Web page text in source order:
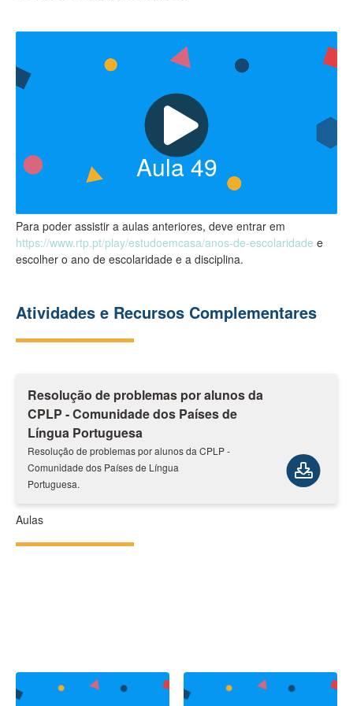
Aula49
Para poder assistir a aulas anteriores, deve entrar em
https://www.rtp.pt/play/estudoemcasa/anos-de-escolaridade e
escolher o ano de escolaridade e a disciplina.
Atividades e Recursos Complementares
Resolução de problemas por alunos da
CPLP - Comunidade dos Países de
Língua Portuguesa
Resolução de problemas por alunos da CPLP -
Comunidade dos Países de Língua
Portuguesa.
Aulas